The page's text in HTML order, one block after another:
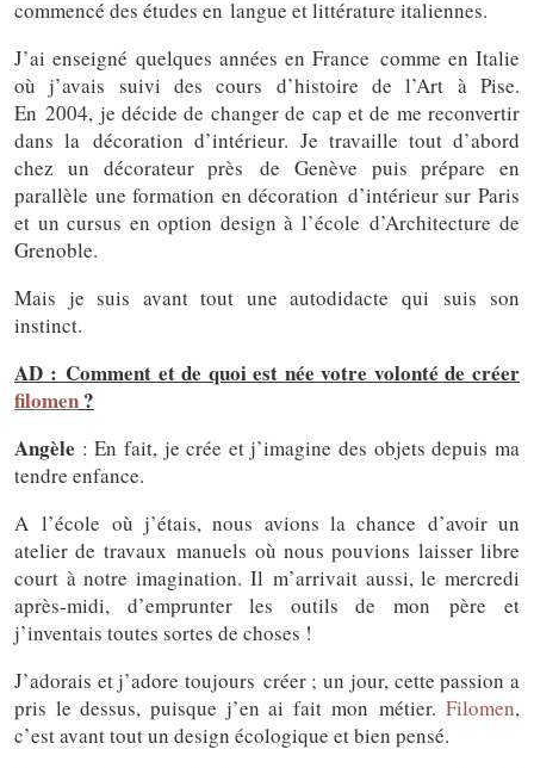
commencé des études en langue et littérature italiennes.
J’ai enseigné quelques années en France comme en Italie
où j’avais suivi des cours d’histoire de l’Art à Pise.
En 2004, je décide de changer de cap et de me reconvertir
dans la décoration d’intérieur. Je travaille tout d’abord
chez un décorateur près de Genève puis prépare en
parallèle une formation en décoration d’intérieur sur Paris
et un cursus en option design à l’école d’Architecture de
Grenoble.
Mais je suis avant tout une autodidacte qui suis son
instinct.
AD : Comment et de quoi est née votre volonté de créer
filomen ?
Angèle : En fait, je crée et j’imagine des objets depuis ma
tendre enfance.
A l’école où j’étais, nous avions la chance d’avoir un
atelier de travaux manuels où nous pouvions laisser libre
court à notre imagination. Il m’arrivait aussi, le mercredi
après-midi, d’emprunter les outils de mon père et
j’inventais toutes sortes de choses !
J’adorais et j’adore toujours créer ; un jour, cette passion a
pris le dessus, puisque j’en ai fait mon métier. Filomen,
c’est avant tout un design écologique et bien pensé.